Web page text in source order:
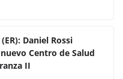
p
ar
Daniel Rossi
Centro de Salud
II